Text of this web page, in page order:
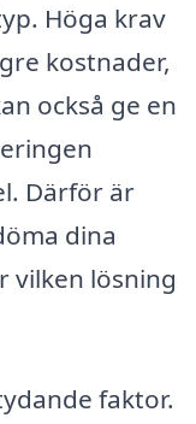
Höga krav
kostnader,
också ge en
Därför är
dina
vilken lösning
faktor.